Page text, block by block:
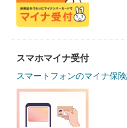
スマホマイナ受付
スマートフォンのマイナ保